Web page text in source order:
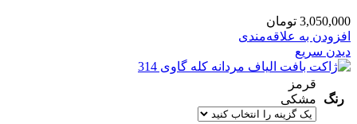
3,050,000 تومان
افزودن به علاقه‌مندی
دیدن سریع
رنگ
قرمز
مشکی